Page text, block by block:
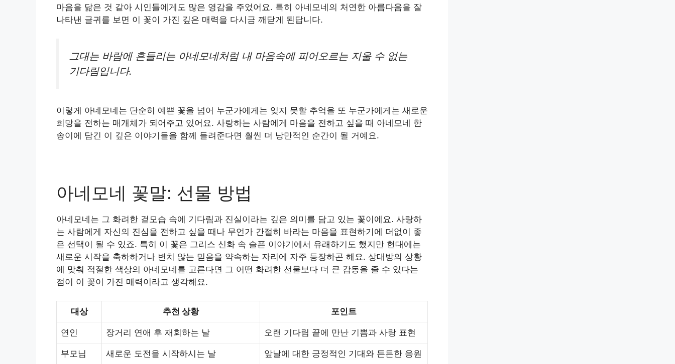
마음을 닮은 것 같아 시인들에게도 많은 영감을 주었어요. 특히 아네모네의 처연한 아름다움을 잘
나타낸 글귀를 보면 이 꽃이 가진 깊은 매력을 다시금 깨닫게 된답니다.
그대는 바람에 흔들리는 아네모네처럼 내 마음속에 피어오르는 지울 수 없는
기다림입니다.
이렇게 아네모네는 단순히 예쁜 꽃을 넘어 누군가에게는 잊지 못할 추억을 또 누군가에게는 새로운
희망을 전하는 매개체가 되어주고 있어요. 사랑하는 사람에게 마음을 전하고 싶을 때 아네모네 한
송이에 담긴 이 깊은 이야기들을 함께 들려준다면 훨씬 더 낭만적인 순간이 될 거예요.
아네모네 꽃말: 선물 방법
아네모네는 그 화려한 겉모습 속에 기다림과 진실이라는 깊은 의미를 담고 있는 꽃이에요. 사랑하
는 사람에게 자신의 진심을 전하고 싶을 때나 무언가 간절히 바라는 마음을 표현하기에 더없이 좋
은 선택이 될 수 있죠. 특히 이 꽃은 그리스 신화 속 슬픈 이야기에서 유래하기도 했지만 현대에는
새로운 시작을 축하하거나 변치 않는 믿음을 약속하는 자리에 자주 등장하곤 해요. 상대방의 상황
에 맞춰 적절한 색상의 아네모네를 고른다면 그 어떤 화려한 선물보다 더 큰 감동을 줄 수 있다는
점이 이 꽃이 가진 매력이라고 생각해요.
대상 추천 상황 포인트
연인 장거리 연애 후 재회하는 날 오랜 기다림 끝에 만난 기쁨과 사랑 표현
부모님 새로운 도전을 시작하시는 날 앞날에 대한 긍정적인 기대와 든든한 응원